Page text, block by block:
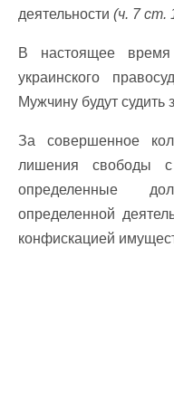
деятельности (ч. 7 ст.
В настоящее
украинского
Мужчину будут судить
За совершенное
лишения свободы
определенные
определенной
конфискацией